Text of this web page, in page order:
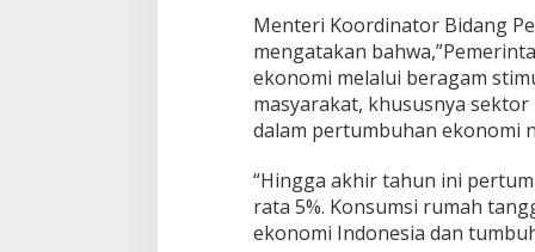
R
u
m
a
h
T
a
g
g
a
Menteri Koordinator Bidang
mengatakan
ekonomi melalui beragam
masyarakat, khususnya
dalam pertumbuhan ekonomi
“Hingga akhir tahun ini
rata 5%. Konsumsi rumah
ekonomi Indonesia dan